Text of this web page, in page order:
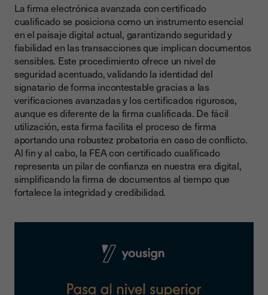
La firma electrónica avanzada con certificado
cualificado se posiciona como un instrumento esencial
en el paisaje digital actual, garantizando seguridad y
fiabilidad en las transacciones que implican documentos
sensibles. Este procedimiento ofrece un nivel de
seguridad acentuado, validando la identidad del
signatario de forma incontestable gracias a las
verificaciones avanzadas y los certificados rigurosos,
aunque es diferente de la firma cualificada. De fácil
utilización, esta firma facilita el proceso de firma
aportando una robustez probatoria en caso de conflicto.
Al fin y al cabo, la FEA con certificado cualificado
representa un pilar de confianza en nuestra era digital,
simplificando la firma de documentos al tiempo que
fortalece la integridad y credibilidad.